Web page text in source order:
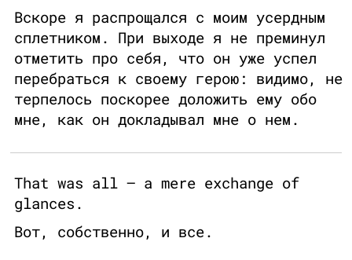
Вскоре я распрощался с моим усердным
сплетником. При выходе я не преминул
отметить про себя, что он уже успел
перебраться к своему герою: видимо, не
терпелось поскорее доложить ему обо
мне, как он докладывал мне о нем.
That was all — a mere exchange of
glances.
Вот, собственно, и все.